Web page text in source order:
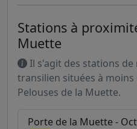
Stations à
Muette
Il s'agit des stations de
transilien situées à moins
Pelouses de la Muette.
Porte de la Muette -